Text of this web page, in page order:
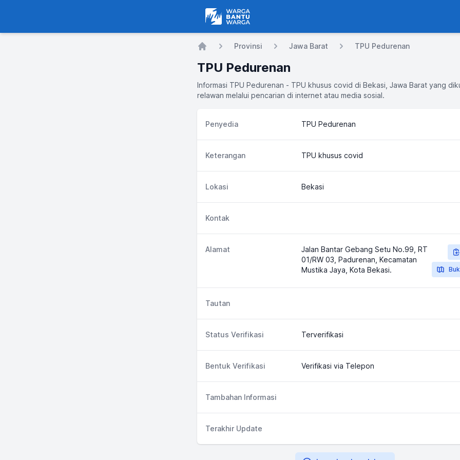
Warga Bantu Warga
Provinsi Jawa Barat TPU Pedurenan
TPU Pedurenan
Informasi TPU Pedurenan - TPU khusus covid di Bekasi, Jawa Barat yang
relawan melalui pencarian di internet atau media sosial.
Penyedia TPU Pedurenan
Keterangan TPU khusus covid
Lokasi Bekasi
Kontak
Alamat
Jalan Bantar Gebang Setu No.99, RT
01/RW 03, Padurenan, Kecamatan
Mustika Jaya, Kota Bekasi.
Tautan
Status Verifikasi Terverifikasi
Bentuk Verifikasi Verifikasi via Telepon
Tambahan Informasi
Terakhir Update